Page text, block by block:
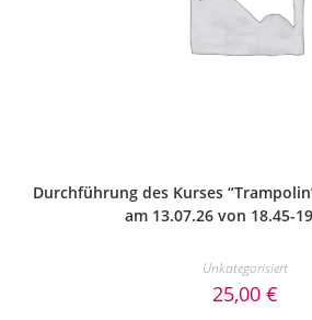
Durchführung des Kurses
am 13.07.26 von 18.45-
Unkategorisiert
25,00 €